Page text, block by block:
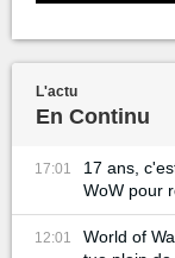
L'actu
En Continu
17:01
17 ans,
WoW pour
12:01
World of